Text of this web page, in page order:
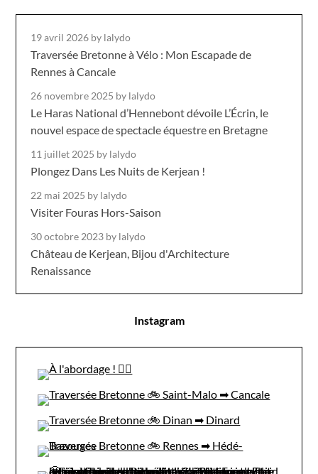
19 avril 2026 by lalydo
Traversée Bretonne à Vélo : Mon Escapade de
Rennes à Cancale
26 novembre 2025 by lalydo
Le Haras National d’Hennebont dévoile L’Écrin, le
nouvel espace de spectacle équestre en Bretagne
11 juillet 2025 by lalydo
Plongez Dans Les Nuits de Kerjean !
22 mai 2025 by lalydo
Visiter Fouras Hors-Saison
30 octobre 2023 by lalydo
Château de Kerjean, Bijou d'Architecture
Renaissance
Instagram